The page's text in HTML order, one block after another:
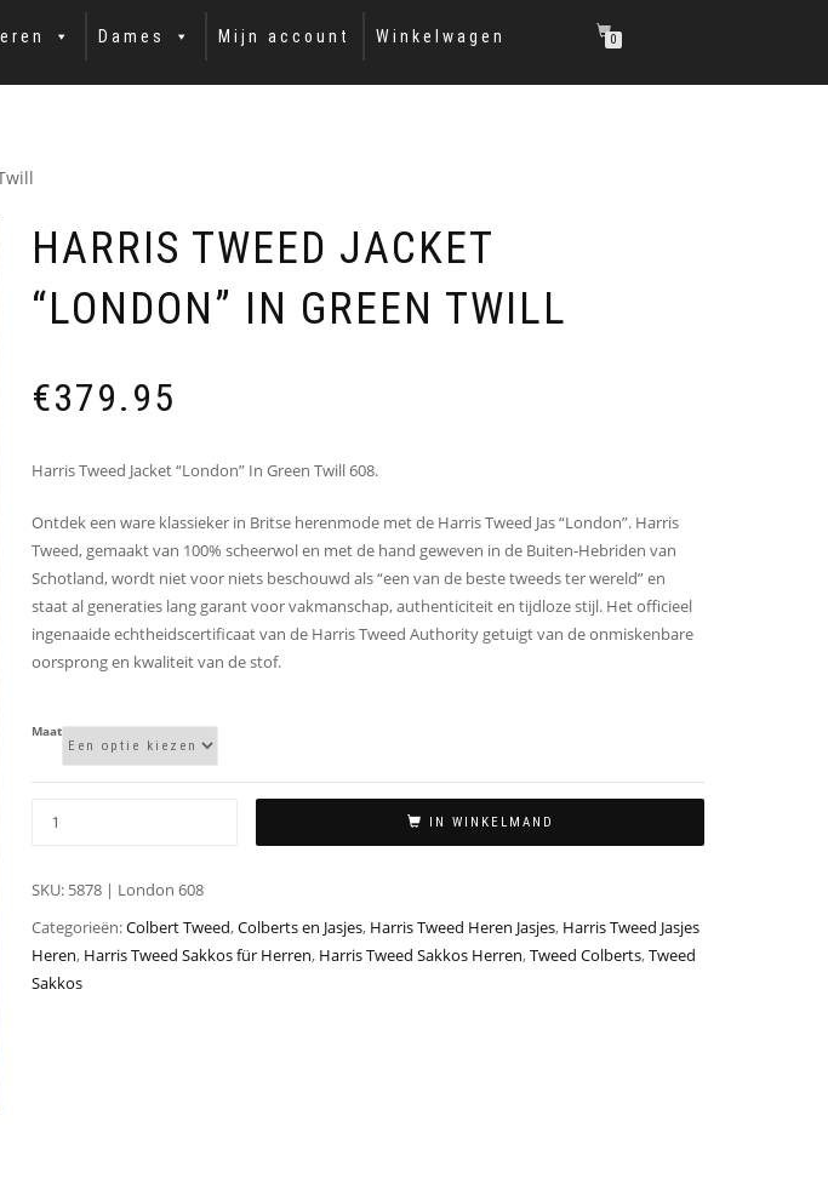
Dames Mijn account Winkelwagen 0
HARRIS TWEED JACKET
“LONDON” IN GREEN TWILL
€379.95
Harris Tweed Jacket “London” In Green Twill 608.
Ontdek een ware klassieker in Britse herenmode met de Harris Tweed Jas “London”. Harris
Tweed, gemaakt van 100% scheerwol en met de hand geweven in de Buiten-Hebriden van
Schotland, wordt niet voor niets beschouwd als “een van de beste tweeds ter wereld” en
staat al generaties lang garant voor vakmanschap, authenticiteit en tijdloze stijl. Het officieel
ingenaaide echtheidscertificaat van de Harris Tweed Authority getuigt van de onmiskenbare
oorsprong en kwaliteit van de stof.
Maat
IN WINKELMAND
SKU: 5878 | London 608
Categorieën:Colbert Tweed,Colberts en Jasjes, Harris Tweed Heren Jasjes, Harris Tweed Jasjes
Heren, Harris Tweed Sakkos für Herren, Harris Tweed Sakkos Herren,Tweed Colberts,Tweed
Sakkos